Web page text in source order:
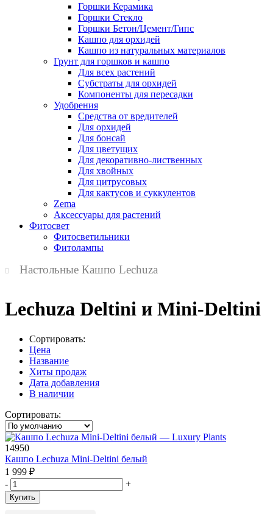
Горшки Керамика
Горшки Стекло
Горшки Бетон/Цемент/Гипс
Кашпо для орхидей
Кашпо из натуральных материалов
Грунт для горшков и кашпо
Для всех растений
Субстраты для орхидей
Компоненты для пересадки
Удобрения
Средства от вредителей
Для орхидей
Для бонсай
Для цветущих
Для декоративно-лиственных
Для хвойных
Для цитрусовых
Для кактусов и суккулентов
Zema
Аксессуары для растений
Фитосвет
Фитосветильники
Фитолампы
Настольные Кашпо Lechuza
Lechuza Deltini и Mini-Deltini
Сортировать:
Цена
Название
Хиты продаж
Дата добавления
В наличии
Сортировать:
14950
Кашпо Lechuza Mini-Deltini белый
1 999 ₽
-
+
Купить